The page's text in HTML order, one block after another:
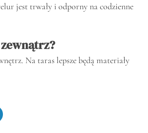
jest trwały i odporny na codzienne
Na taras lepsze będą materiały